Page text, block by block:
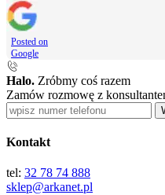
Posted on
Google
Halo. Zróbmy coś razem
Zamów rozmowę z
Kontakt
tel: 32 78 74 888
sklep@arkanet.pl